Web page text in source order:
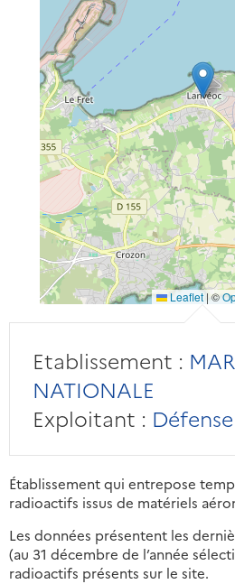
Leaflet | ©
Etablissement :
NATIONALE
Exploitant : Défense
Établissement qui entrepose
radioactifs issus de matériels
Les données présentent les
(au 31 décembre de l’année
radioactifs présents sur le site.